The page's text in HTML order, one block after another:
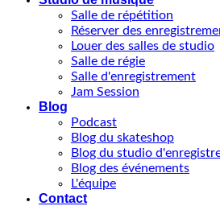
Salle de répétition
Réserver des
Louer des salles de studio
Salle de régie
Salle d'enregistrement
Jam Session
Blog
Podcast
Blog du skateshop
Blog du studio
Blog des événements
L'équipe
Contact